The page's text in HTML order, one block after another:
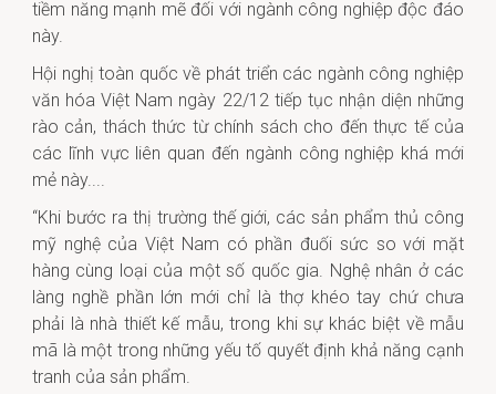
tiềm năng mạnh mẽ đối với ngành công nghiệp độc đáo
này.
Hội nghị toàn quốc về phát triển các ngành công nghiệp
văn hóa Việt Nam ngày 22/12 tiếp tục nhận diện những
rào cản, thách thức từ chính sách cho đến thực tế của
các lĩnh vực liên quan đến ngành công nghiệp khá mới
mẻ này....
“Khi bước ra thị trường thế giới, các sản phẩm thủ công
mỹ nghệ của Việt Nam có phần đuối sức so với mặt
hàng cùng loại của một số quốc gia. Nghệ nhân ở các
làng nghề phần lớn mới chỉ là thợ khéo tay chứ chưa
phải là nhà thiết kế mẫu, trong khi sự khác biệt về mẫu
mã là một trong những yếu tố quyết định khả năng cạnh
tranh của sản phẩm.